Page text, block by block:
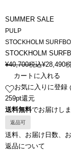
SUMMER SALE
PULP
STOCKHOLM
STOCKHOLM
¥40,700税込¥28,490
カートに入れる
お気に入りに登録
259pt還元
送料無料でお届けし
返品可
送料、お届け日数、
返品について